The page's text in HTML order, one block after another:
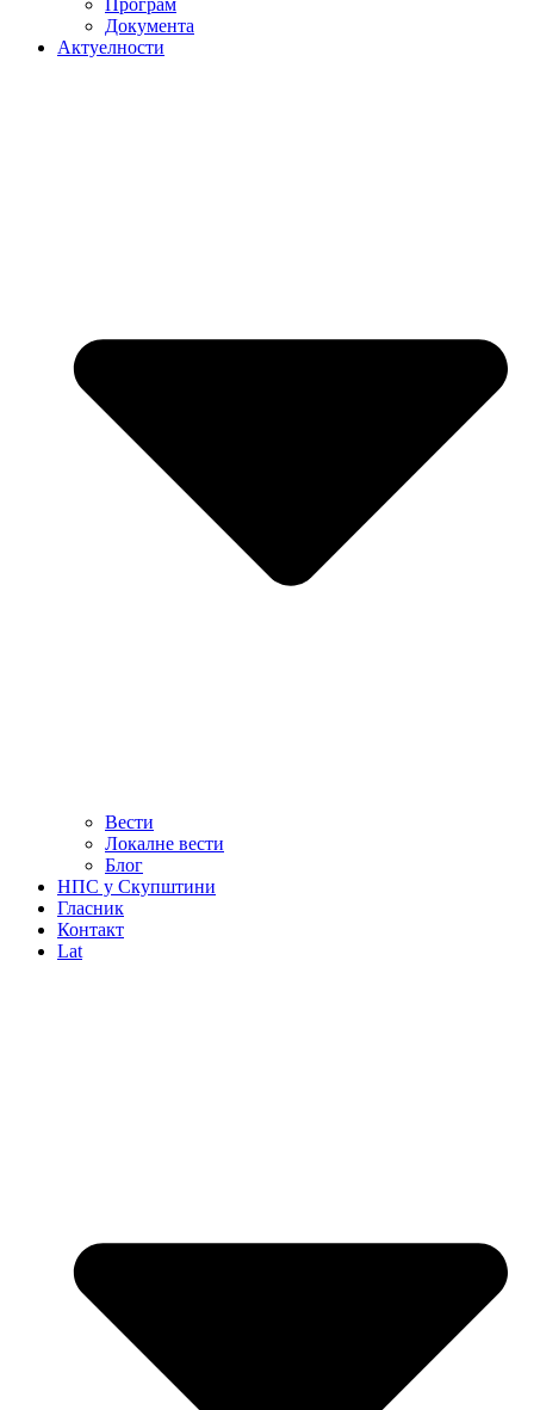
Документа
Актуелности
Вести
Локалне вести
Блог
НПС у Скупштини
Гласник
Контакт
Lat